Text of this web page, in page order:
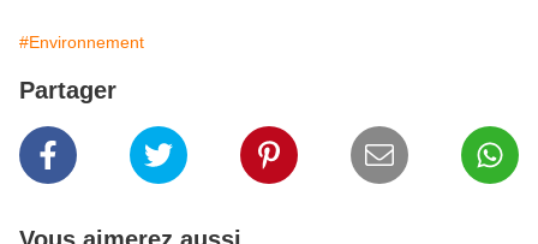
#Environnement
Partager